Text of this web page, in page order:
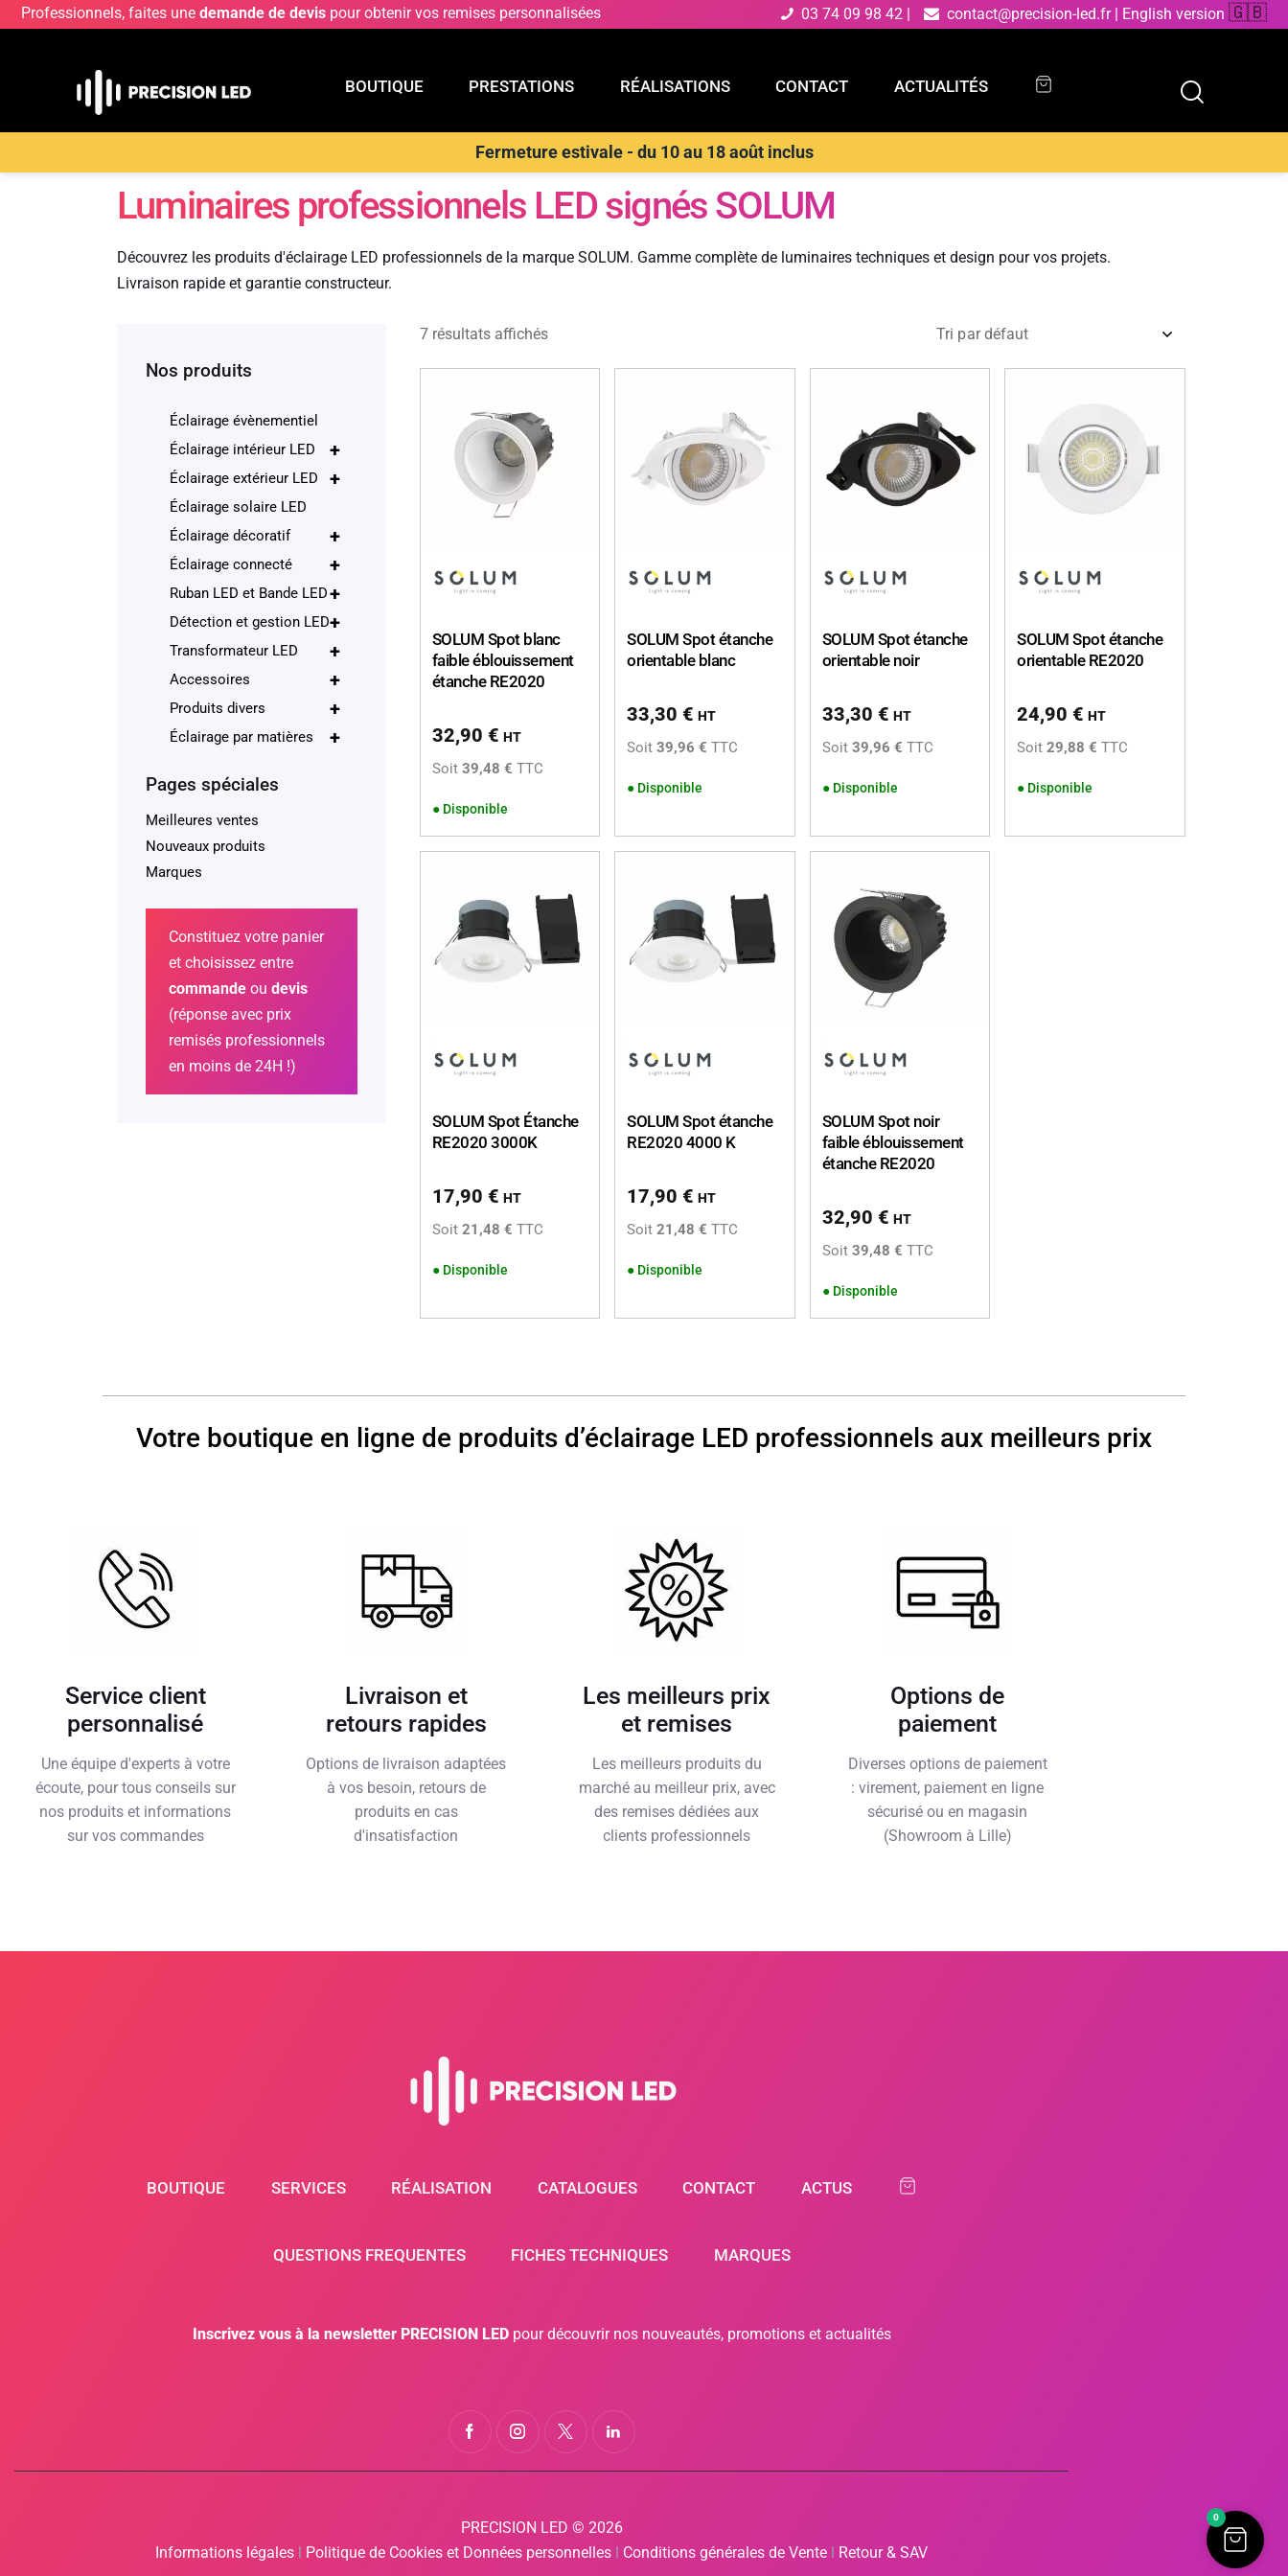
Professionnels, faites une demande de devis pour obtenir vos remises personnalisées 03 74 09 98 42 | contact@precision-led.fr | English version 🇬🇧
BOUTIQUE PRESTATIONS RÉALISATIONS CONTACT ACTUALITÉS
Fermeture estivale - du 10 au 18 août inclus
PRESTATIONS RÉALISATIONS CONTACT
Luminaires professionnels LED signés SOLUM
Découvrez les produits d'éclairage LED professionnels de la marque SOLUM. Gamme complète de luminaires techniques et design pour vos projets.
Livraison rapide et garantie constructeur.
7 résultats affichés
SOLUM Spot blanc
faible éblouissement
étanche RE2020
32,90 € HT
Soit 39,48 € TTC
● Disponible
SOLUM Spot étanche
orientable blanc
33,30€ HT
Soit39,96 € TTC
● Disponible
SOLUM Spot étanche
orientable noir
33,30 € HT
Soit 39,96 € TTC
● Disponible
SOLUM Spot étanche
orientable RE2020
24,90€ HT
Soit29,88 € TTC
● Disponible
SOLUM Spot Étanche
RE2020 3000K
17,90 € HT
Soit 21,48 € TTC
● Disponible
SOLUM Spot étanche
RE2020 4000 K
17,90€ HT
Soit21,48 € TTC
● Disponible
SOLUM Spot noir
faible éblouissement
étanche RE2020
32,90 € HT
Soit 39,48 € TTC
● Disponible
Nos produits
Éclairage évènementiel
+
Éclairage intérieur LED
+
Éclairage extérieur LED
Éclairage solaire LED
+
Éclairage décoratif
+
Éclairage connecté
+
Ruban LED et Bande LED
+
Détection et gestion LED
+
Transformateur LED
+
Accessoires
+
Produits divers
+
Éclairage par matières
Pages spéciales
Meilleures ventes
Nouveaux produits
Marques
Constituez votre panier
et choisissez entre
commande ou devis
(réponse avec prix
remisés professionnels
en moins de 24H !)
Votre boutique en ligne de produits d’éclairage LED professionnels aux meilleurs prix
Service client
personnalisé
Une équipe d'experts à votre
écoute, pour tous conseils sur
nos produits et informations
sur vos commandes
Livraison et
retours rapides
Options de livraison adaptées
à vos besoin, retours de
produits en cas
d'insatisfaction
Les meilleurs prix
et remises
Les meilleurs produits du
marché au meilleur prix, avec
des remises dédiées aux
clients professionnels
Options de
paiement
Diverses options de paiement
: virement, paiement en ligne
sécurisé ou en magasin
(Showroom à Lille)
BOUTIQUE SERVICES RÉALISATION CATALOGUES CONTACT ACTUS
QUESTIONS FREQUENTES FICHES TECHNIQUES MARQUES
Inscrivez vous à la newsletter PRECISION LEDpour découvrir nos nouveautés, promotions et actualités
PRECISION LED © 2026
Informations légales l Politique de Cookies et Données personnelles l Conditions générales de Vente l Retour & SAV
0